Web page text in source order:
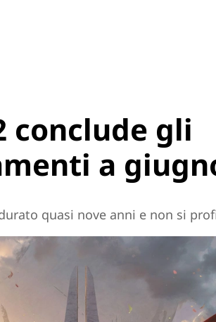
conclude gli
a
quasi nove anni e non si